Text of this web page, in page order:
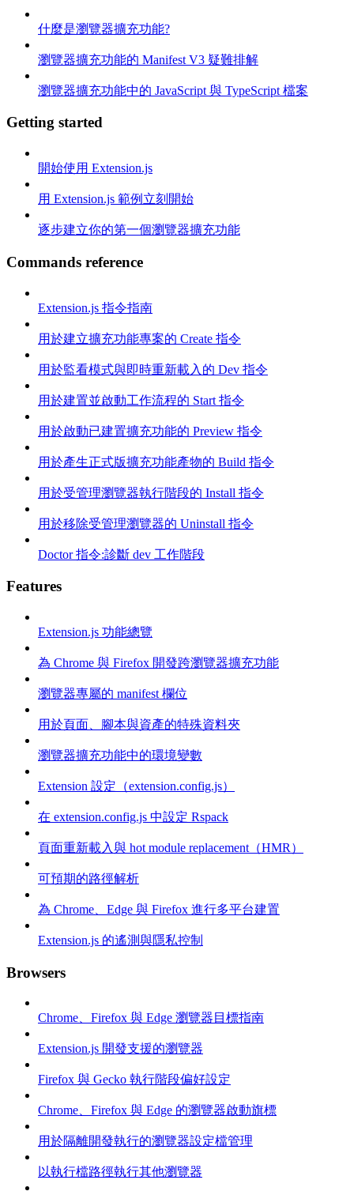
什麼是瀏覽器擴充功能?
瀏覽器擴充功能的 Manifest V3 疑難排解
瀏覽器擴充功能中的 JavaScript 與 TypeScript 檔案
Getting started
開始使用 Extension.js
用 Extension.js 範例立刻開始
逐步建立你的第一個瀏覽器擴充功能
Commands reference
Extension.js 指令指南
用於建立擴充功能專案的 Create 指令
用於監看模式與即時重新載入的 Dev 指令
用於建置並啟動工作流程的 Start 指令
用於啟動已建置擴充功能的 Preview 指令
用於產生正式版擴充功能產物的 Build 指令
用於受管理瀏覽器執行階段的 Install 指令
用於移除受管理瀏覽器的 Uninstall 指令
Doctor 指令:診斷 dev 工作階段
Features
Extension.js 功能總覽
為 Chrome 與 Firefox 開發跨瀏覽器擴充功能
瀏覽器專屬的 manifest 欄位
用於頁面、腳本與資產的特殊資料夾
瀏覽器擴充功能中的環境變數
Extension 設定（extension.config.js）
在 extension.config.js 中設定 Rspack
頁面重新載入與 hot module replacement（HMR）
可預期的路徑解析
為 Chrome、Edge 與 Firefox 進行多平台建置
Extension.js 的遙測與隱私控制
Browsers
Chrome、Firefox 與 Edge 瀏覽器目標指南
Extension.js 開發支援的瀏覽器
Firefox 與 Gecko 執行階段偏好設定
Chrome、Firefox 與 Edge 的瀏覽器啟動旗標
用於隔離開發執行的瀏覽器設定檔管理
以執行檔路徑執行其他瀏覽器